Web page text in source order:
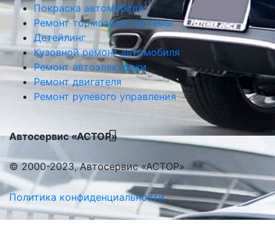
Покраска автомобиля
Ремонт тормозной системы
Детейлинг
Кузовной ремонт автомобиля
Ремонт автоэлектрики
Ремонт двигателя
Ремонт рулевого управления
Автосервис «АСТОР»
© 2000-2023, Автосервис «АСТОР»
Политика конфиденциальности